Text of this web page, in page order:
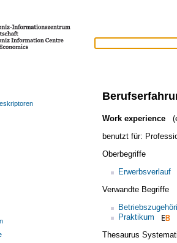
Work experience
benutzt für:
Oberbegriffe
Erwerbsverlauf
Verwandte Begriffe
Praktikum
Thesaurus